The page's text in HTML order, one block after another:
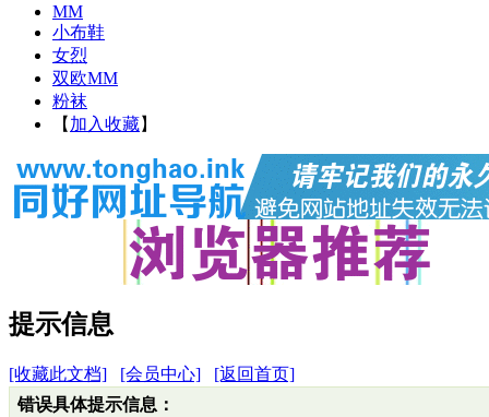
MM
小布鞋
女烈
双欧MM
粉袜
【 加入收藏】
提示信息
[收藏此文档] [会员中心]
[返回首页]
错误具体提示信息：